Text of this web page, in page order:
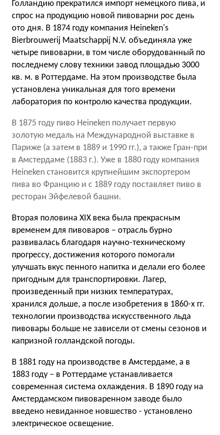
Голландию прекратился импорт немецкого пива, и
спрос на продукцию новой пивоварни рос день
ото дня. В 1874 году компания Heineken's
Bierbrouwerij Maatschappij N.V. объединяла уже
четыре пивоварни, в том числе оборудованный по
последнему слову техники завод площадью 3000
кв. м. в Роттердаме. На этом производстве была
установлена уникальная для того времени
лаборатория по контролю качества продукции.
В 1875 году пиво Heineken получает первую
золотую медаль на Международной выставке в
Париже (а затем в 1889 и 1990 гг.), а также Гран-при
в Амстердаме (1883 г.). Уже в 1880 году компания
Heineken становится крупнейшим экспортером
пива во Францию и с 1889 году поставляет пиво в
ресторан Эйфелевой башни.
Вторая половина XIX века была прекрасным
временем для пивоваров – отрасль бурно
развивалась благодаря научно-техническому
прогрессу, достижения которого помогали
улучшать вкус пенного напитка и делали его более
пригодным для транспортировки. Лагер,
произведенный при низких температурах,
хранился дольше, а после изобретения в 1860-х гг.
технологии производства искусственного льда
пивовары больше не зависели от смены сезонов и
капризной голландской погоды.
В 1881 году на производстве в Амстердаме, а в
1883 году – в Роттердаме устанавливается
современная система охлаждения. В 1890 году на
Амстердамском пивоваренном заводе было
введено невиданное новшество - установлено
электрическое освещение.